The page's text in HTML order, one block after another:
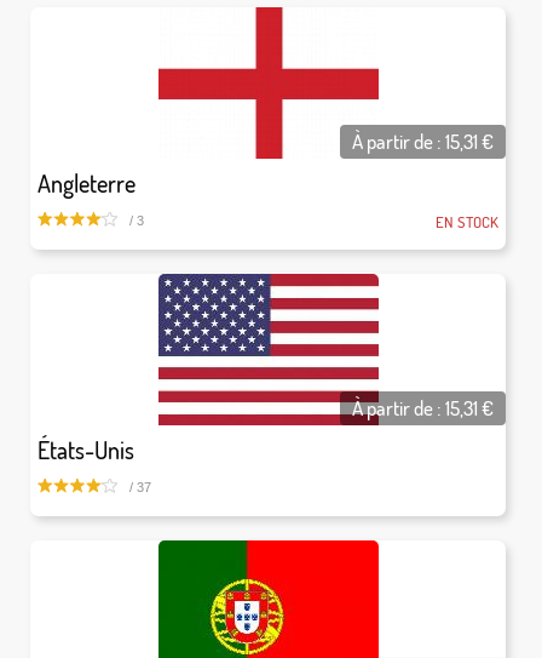
Angleterre
À partir de :15,31€
/ 3 EN STOCK
États-Unis
À partir de :15,31€
/ 37